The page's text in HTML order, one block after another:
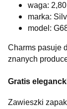
waga:
marka:
model:
Charms pasuje
znanych
Gratis
Zawieszki